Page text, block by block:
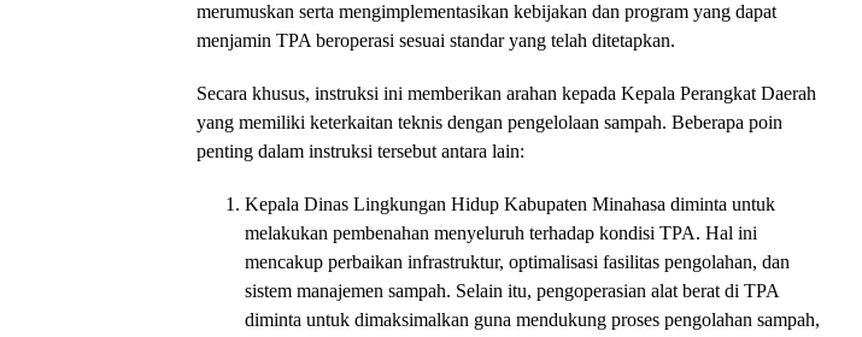
merumuskan serta mengimplementasikan kebijakan dan program yang dapat
menjamin TPA beroperasi sesuai standar yang telah ditetapkan.
Secara khusus, instruksi ini memberikan arahan kepada Kepala Perangkat Daerah
yang memiliki keterkaitan teknis dengan pengelolaan sampah. Beberapa poin
penting dalam instruksi tersebut antara lain:
Kepala Dinas Lingkungan Hidup Kabupaten Minahasa diminta untuk
melakukan pembenahan menyeluruh terhadap kondisi TPA. Hal ini
mencakup perbaikan infrastruktur, optimalisasi fasilitas pengolahan, dan
sistem manajemen sampah. Selain itu, pengoperasian alat berat di TPA
diminta untuk dimaksimalkan guna mendukung proses pengolahan sampah,